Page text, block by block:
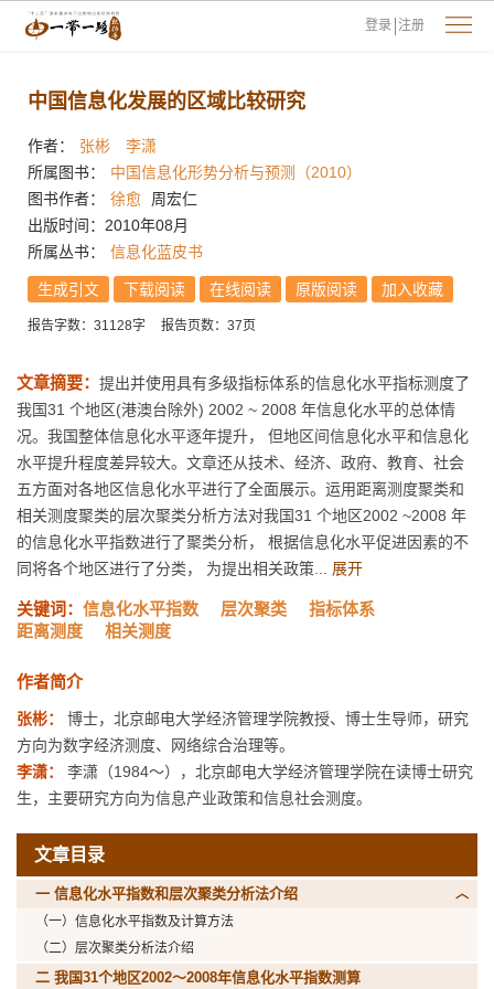
登录 注册
中国信息化发展的区域比较研究
作者： 张彬
李潇
所属图书：
中国信息化形势分析与预测（2010）
图书作者：
徐愈
周宏仁
出版时间：2010年08月
所属丛书：
信息化蓝皮书
生成引文 下载阅读 在线阅读 原版阅读 加入收藏
报告字数：31128字 报告页数：37页
文章摘要： 提出并使用具有多级指标体系的信息化水平指标测度了
我国31 个地区(港澳台除外) 2002 ~ 2008 年信息化水平的总体情
况。我国整体信息化水平逐年提升， 但地区间信息化水平和信息化
水平提升程度差异较大。文章还从技术、经济、政府、教育、社会
五方面对各地区信息化水平进行了全面展示。运用距离测度聚类和
相关测度聚类的层次聚类分析方法对我国31 个地区2002 ~2008 年
的信息化水平指数进行了聚类分析， 根据信息化水平促进因素的不
同将各个地区进行了分类， 为提出相关政策... 展开
关键词： 信息化水平指数 层次聚类
指标体系
距离测度
相关测度
作者简介
张彬：
博士，北京邮电大学经济管理学院教授、博士生导师，研究
方向为数字经济测度、网络综合治理等。
李潇：
李潇（1984～），北京邮电大学经济管理学院在读博士研究
生，主要研究方向为信息产业政策和信息社会测度。
文章目录
一 信息化水平指数和层次聚类分析法介绍
（一）信息化水平指数及计算方法
（二）层次聚类分析法介绍
二 我国31个地区2002～2008年信息化水平指数测算